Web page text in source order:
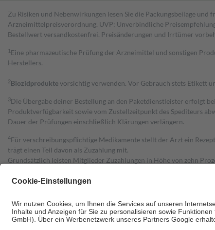
Zu Risiken und Nebenwirkungen lesen Sie die Packungsbeilage
Arzneimittelpreisverordnung. UVP: Unverbindliche
Bestell­wert versand­kosten­frei. Preisänderungen und Irrtümer
1 Eine pharmazeutische Prüfung der Arzneimittel und sonstigen
Herstellers.
2Biozidproduktevorsichtig verwenden. Vor Gebrauch stets Etikett
3Die Übergabe deiner Bestellung an den Paketdienstleister erfolgt
Produktverfügbarkeit sowie vom Zustellzeitpunkt des Spediteurs
Dauer der Prüfungen einschließlich Klärungen verlängern.
4Für verschreibungspflichtige Medikamente stellt der Arzt ein
trägt einen Teil davon als Zuzahlung mit.
Grundsätzlich leisten Mitglieder Zuzahlungen in Höhe von zehn
Diese Regeln gelten grundsätzlich auch für Online-Apotheken.
Um das Engagement der Versicherten für ihre eigene Gesundheit
• Kindern und Jugendlichen bis zum vollendeten 18. Lebensjahr mit
• Untersuchungen zur Vorsorge und Früherkennung, die von der